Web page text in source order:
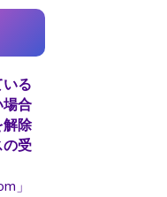
る
場合
除
の受
」